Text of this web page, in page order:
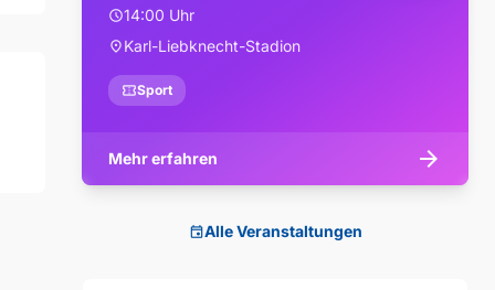
schedule14:00 Uhr
location_onKarl-Liebknecht-Stadion
confirmation_numberSport
Mehr erfahren arrow_forward
eventAlle Veranstaltungen